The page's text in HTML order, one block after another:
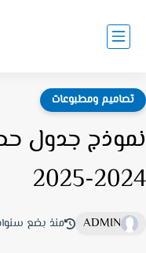
ومطبوعات
جدول
2024-
ADMIN منذ بضع سنوات